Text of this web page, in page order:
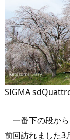
SIGMA
一番下の段か
前回訪れました3